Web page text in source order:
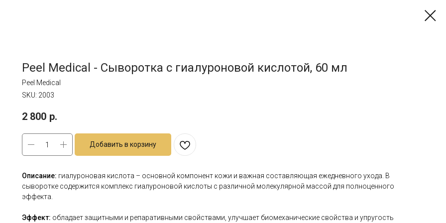
Peel Medical - Сыворотка с гиалуроновой кислотой, 60 мл
Peel Medical
SKU: 2003
2 800 р.
Добавить в корзину
Описание: гиалуроновая кислота – основной компонент кожи и важная составляющая ежедневного ухода. В
сыворотке содержится комплекс гиалуроновой кислоты с различной молекулярной массой для полноценного
эффекта.
Эффект: обладает защитными и репаративными свойствами, улучшает биомеханические свойства и упругость